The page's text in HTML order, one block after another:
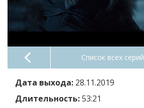
Список всех серий
Дата выхода: 28.11.2019
Длительность:53:21